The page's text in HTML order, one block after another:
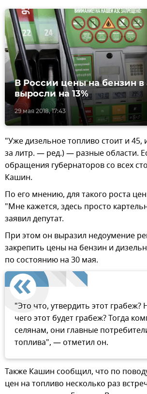
29 мая 2018, 17:43
В России цены на бензин в
выросли на 13%
"Уже дизельное топливо стоит и 45,
за литр. — ред.) — разные области.
обращения губернаторов со всех
Кашин.
По его мнению, для такого роста
"Мне кажется, здесь просто
заявил депутат.
При этом он выразил недоумение
закрепить цены на бензин и
по состоянию на 30 мая.
"Это что, утвердить этот грабеж?
чего этот будет грабеж? Тогда
селянам, они главные
топлива", — отметил он.
Также Кашин сообщил, что по
цен на топливо несколько раз